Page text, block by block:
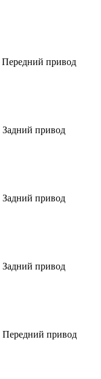
Передний привод
Задний привод
Задний привод
Задний привод
Передний привод